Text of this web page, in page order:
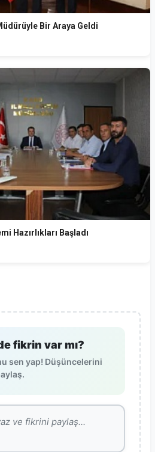
Bir Araya Geldi
Hazırlıkları Başladı
fikrin var mı?
sen yap! Düşüncelerini